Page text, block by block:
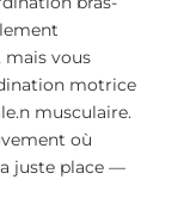
mais vous
motrice
musculaire.
où
juste place —